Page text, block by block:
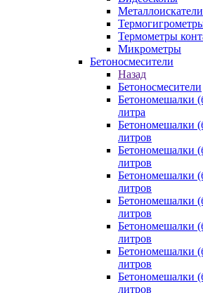
Металлоискатели
Термометры
Микрометры
Бетоносмесители
Назад
Бетоносмесители
Бетономешалки
литра
Бетономешалки
литров
Бетономешалки
литров
Бетономешалки
литров
Бетономешалки
литров
Бетономешалки
литров
Бетономешалки
литров
Бетономешалки
литров